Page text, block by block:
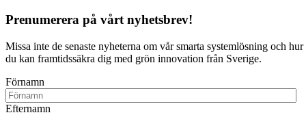
Prenumerera på vårt nyhetsbrev!
Missa inte de senaste nyheterna om vår smarta systemlösning och hur
du kan framtidssäkra dig med grön innovation från Sverige.
Förnamn
Efternamn